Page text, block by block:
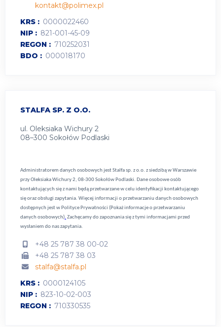
kontakt@polimex.pl
KRS
0000022460
NIP
821-001-45-09
REGON
710252031
BDO
000018170
STALFA SP. Z O.O.
ul. Oleksiaka Wichury 2
08–300 Sokołów Podlaski
Administratorem danych osobowych jest Stalfa sp. z o.o. z siedzibą w Warszawie
przy Oleksiaka Wichury 2, 08-300 Sokołów Podlaski. Dane osobowe osób
kontaktujących się z nami będą przetwarzane w celu identyfikacji kontaktującego
się oraz obsługi zapytania. Więcej informacji o przetwarzaniu danych osobowych
dostępnych jest wPolityce Prywatności (Pokaż informacje o przetwarzaniu
danych osobowych). Zachęcamy do zapoznania się z tymi informacjami przed
wysłaniem do nas zapytania.
+48 25 787 38 00-02
+48 25 787 38 03
stalfa@stalfa.pl
KRS
0000124105
NIP
823-10-02-003
REGON
710330535